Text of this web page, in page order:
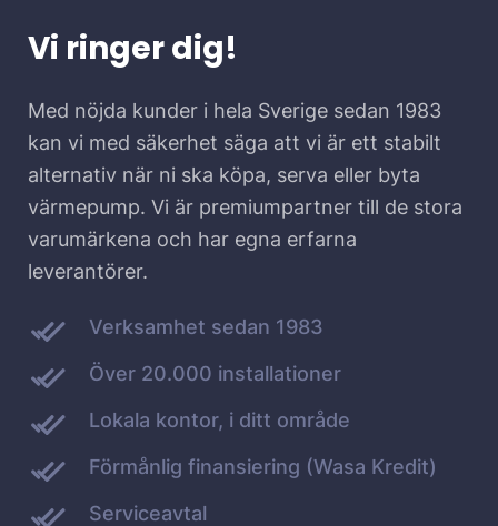
Vi ringer dig!
Med nöjda kunder i hela Sverige sedan 1983
kan vi med säkerhet säga att vi är ett stabilt
alternativ när ni ska köpa, serva eller byta
värmepump. Vi är premiumpartner till de stora
varumärkena och har egna erfarna
leverantörer.
Verksamhet sedan 1983
Över 20.000 installationer
Lokala kontor, i ditt område
Förmånlig finansiering (Wasa Kredit)
Serviceavtal